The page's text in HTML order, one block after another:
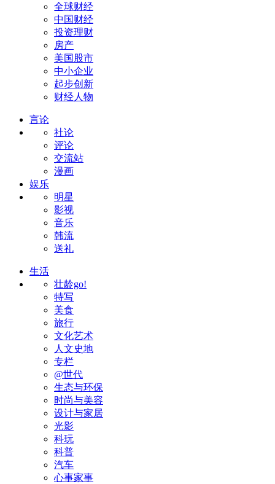
全球财经
中国财经
投资理财
房产
美国股市
中小企业
起步创新
财经人物
言论
社论
评论
交流站
漫画
娱乐
明星
影视
音乐
韩流
送礼
生活
壮龄go!
特写
美食
旅行
文化艺术
人文史地
专栏
@世代
生态与环保
时尚与美容
设计与家居
光影
科玩
科普
汽车
心事家事